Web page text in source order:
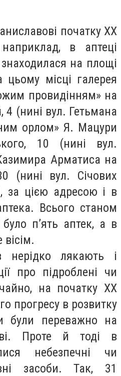
початку ХХ
в аптеці
на площі
місці галерея
провидінням» на
4 (нині вул. Гетьмана
орлом» Я. Мацури
10 (нині вул.
Арматиса на
(нині вул. Січових
за цією адресою і в
Всього станом
п’ять аптек, а в
нерідко лякають і
про підроблені чи
на початку ХХ
прогресу в розвитку
були переважно на
Проте й тоді в
небезпечні чи
засоби. Так, 31